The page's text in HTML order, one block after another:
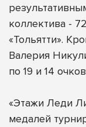
коллектива -
«Тольятти».
Валерия
по 19 и 14
«Этажи Леди
медалей